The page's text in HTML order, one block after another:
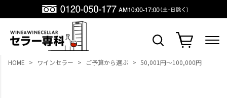
HOME ワインセラー ご予算から選ぶ 50,001円～100,000円